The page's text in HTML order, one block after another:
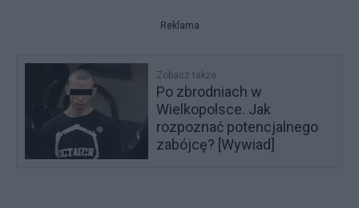
Reklama
Zobacz także
Po zbrodniach w
Wielkopolsce. Jak
rozpoznać potencjalnego
zabójcę? [Wywiad]